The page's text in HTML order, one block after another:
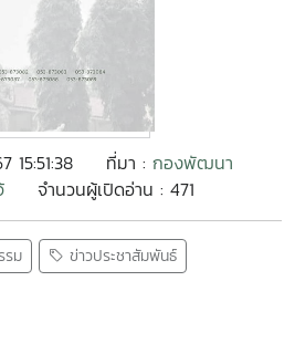
15:51:38 ที่มา : กองพัฒนา
จำนวนผู้เปิดอ่าน : 471
รม
ข่าวประชาสัมพันธ์